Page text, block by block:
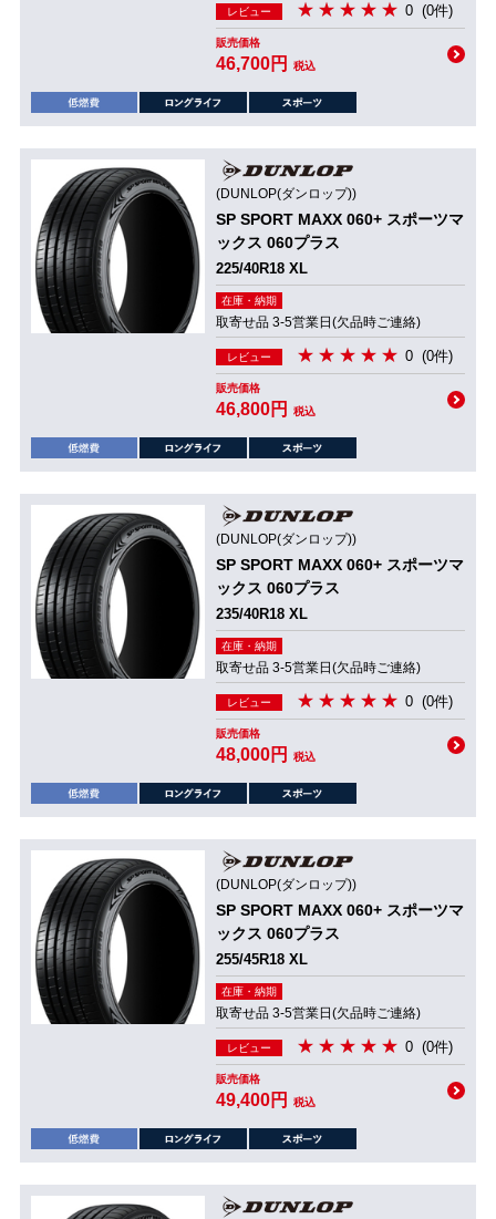
レビュー 0 (0件)
販売価格
46,700円 税込
(DUNLOP(ダンロップ))
SP SPORT MAXX 060+ スポーツマ
ックス 060プラス
225/40R18 XL
在庫・納期
取寄せ品 3-5営業日(欠品時ご連絡)
レビュー 0 (0件)
販売価格
46,800円 税込
(DUNLOP(ダンロップ))
SP SPORT MAXX 060+ スポーツマ
ックス 060プラス
235/40R18 XL
在庫・納期
取寄せ品 3-5営業日(欠品時ご連絡)
レビュー 0 (0件)
販売価格
48,000円 税込
(DUNLOP(ダンロップ))
SP SPORT MAXX 060+ スポーツマ
ックス 060プラス
255/45R18 XL
在庫・納期
取寄せ品 3-5営業日(欠品時ご連絡)
レビュー 0 (0件)
販売価格
49,400円 税込